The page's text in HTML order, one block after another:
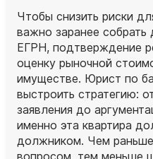
Чтобы снизить риски
важно заранее собрать
ЕГРН, подтверждение
оценку рыночной
имуществе. Юрист по
выстроить стратегию:
заявления до
именно эта квартира
должником. Чем